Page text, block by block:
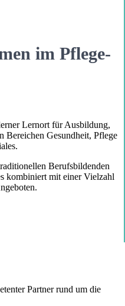
im Pflege-
Lernort für Ausbildung,
Bereichen Gesundheit, Pflege
Berufsbildenden
kombiniert mit einer Vielzahl
Partner rund um die